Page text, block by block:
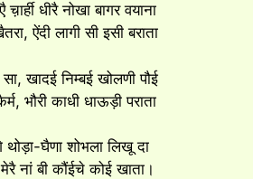
धीरै नोखा बागर वयाना
ऐंदी लागी सी इसी बराता
खादई निम्बई खोलणी पौई
भौरी काधी धाऊड़ी पराता
थोड़ा-घैणा शोभला लिखू दा
नां बी कौंईचे कोई खाता।